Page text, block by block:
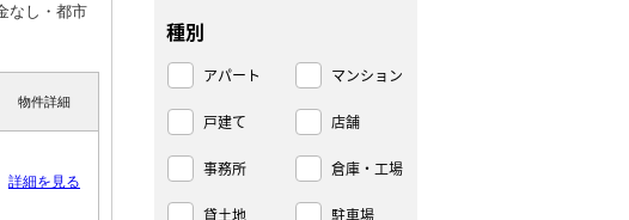
なし・都市
物件詳細
詳細を見る
種別
アパート マンション
戸建て 店舗
事務所 倉庫・工場
貸土地 駐車場